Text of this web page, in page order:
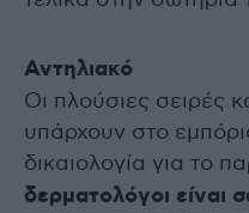
Αντηλιακό
Οι πλούσιες σειρές
υπάρχουν στο
δικαιολογία για το
δερματολόγοι είναι